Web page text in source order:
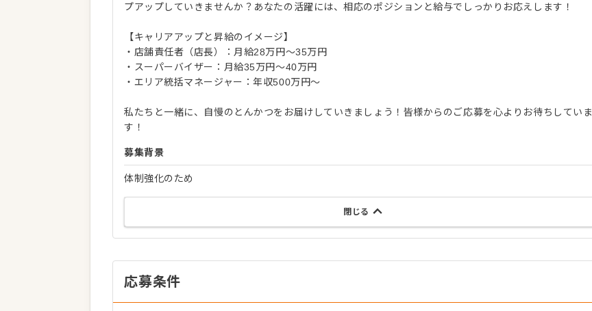
プアップしていきませんか？あなたの活躍には、相応のポジションと給与でしっかりお応えします！
【キャリアアップと昇給のイメージ】
・店舗責任者（店長）：月給28万円〜35万円
・スーパーバイザー：月給35万円〜40万円
・エリア統括マネージャー：年収500万円〜
私たちと一緒に、自慢のとんかつをお届けしていきましょう！皆様からのご応募を心よりお待ちしていま
す！
募集背景
体制強化のため
閉じる
応募条件